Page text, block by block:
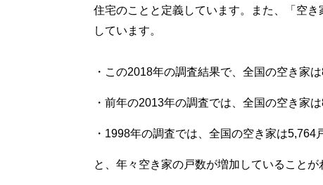
住宅のことと定義しています。また、「空
しています。
・この2018年の調査結果で、全国の空き家
・前年の2013年の調査では、全国の空き家
・1998年の調査では、全国の空き家は5,764
と、年々空き家の戸数が増加していることが